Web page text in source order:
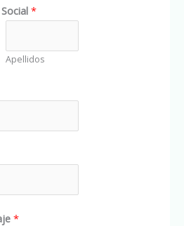
*
Apellidos
*